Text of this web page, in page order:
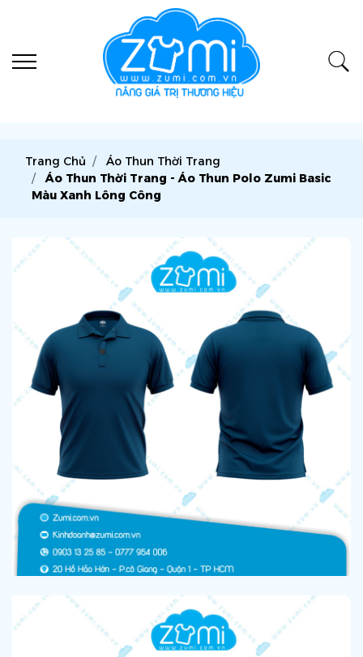
Trang Chủ
Áo Thun Thời Trang
Áo Thun Thời Trang - Áo Thun Polo Zumi Basic
Màu Xanh Lông Công